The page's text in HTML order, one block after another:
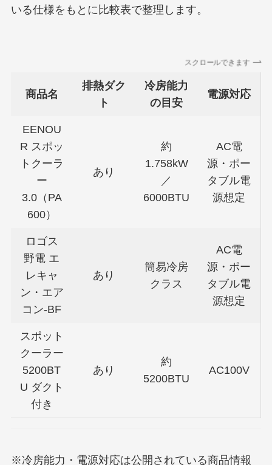
いる仕様をもとに比較表で整理します。
スクロールできます
商品名
排熱ダク
ト
冷房能力
の目安
電源対応
EENOU
R スポッ
トクーラ
ー
3.0（PA
600）
あり
約
1.758kW
／
6000BTU
AC電
源・ポー
タブル電
源想定
ロゴス
野電 エ
レキャ
ン・エア
コン-BF
あり
簡易冷房
クラス
AC電
源・ポー
タブル電
源想定
スポット
クーラー
5200BT
U ダクト
付き
あり
約
5200BTU
AC100V
※冷房能力・電源対応は公開されている商品情報